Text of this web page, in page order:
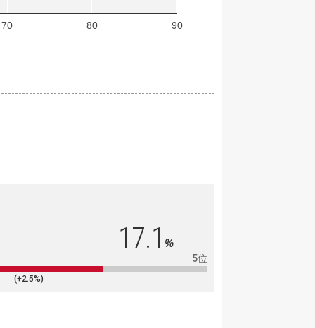
70 80 90
17.1 %
5位
(+2.5%)